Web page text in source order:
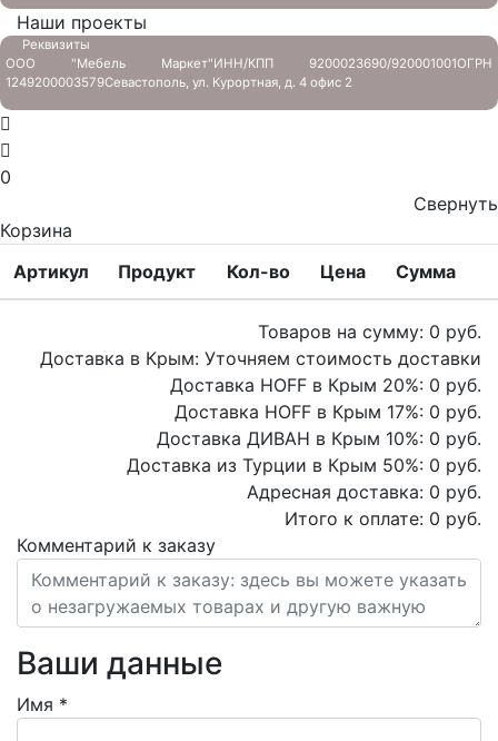
Наши проекты
Реквизиты
ООО "Мебель Маркет"ИНН/КПП 9200023690/920001001ОГРН
1249200003579Севастополь, ул. Курортная, д. 4 офис 2
0
Свернуть
Корзина
Артикул
Продукт Кол-во Цена Сумма
Товаров на сумму: 0 руб.
Доставка в Крым: Уточняем стоимость доставки
Доставка HOFF в Крым 20%: 0 руб.
Доставка HOFF в Крым 17%: 0 руб.
Доставка ДИВАН в Крым 10%: 0 руб.
Доставка из Турции в Крым 50%: 0 руб.
Адресная доставка: 0 руб.
Итого к оплате: 0 руб.
Комментарий к заказу
Ваши данные
Имя *